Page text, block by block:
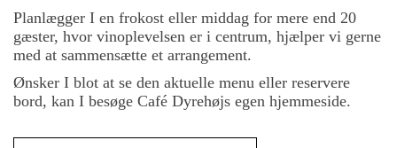
Planlægger I en frokost eller middag for mere end 20
gæster, hvor vinoplevelsen er i centrum, hjælper vi gerne
med at sammensætte et arrangement.
Ønsker I blot at se den aktuelle menu eller reservere
bord, kan I besøge Café Dyrehøjs egen hjemmeside.